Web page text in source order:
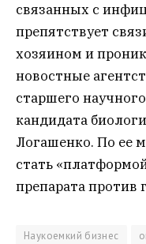
связанных с
препятствует
хозяином и
новостные
старшего
кандидата
Логашенко. По ее
стать
препарата против
Наукоемкий бизнес